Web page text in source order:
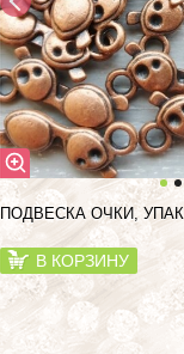
ПОДВЕСКА ОЧКИ,
В КОРЗИНУ